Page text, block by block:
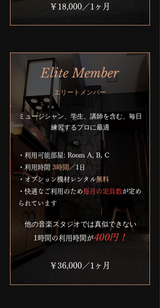
￥18,000／1ヶ月
Elite Member
エリートメンバー
ミュージシャン、学生、講師を含む、毎日
練習するプロに最適
・利用可能部屋: Room A, B, C
・利用時間 3時間 ／1日
・オプション機材レンタル無料
・ 快適なご利用のため毎月の定員数が定め
られています
​他の音楽スタジオでは真似できない
1時間の利用時間が​400円！
￥36,000／1ヶ月